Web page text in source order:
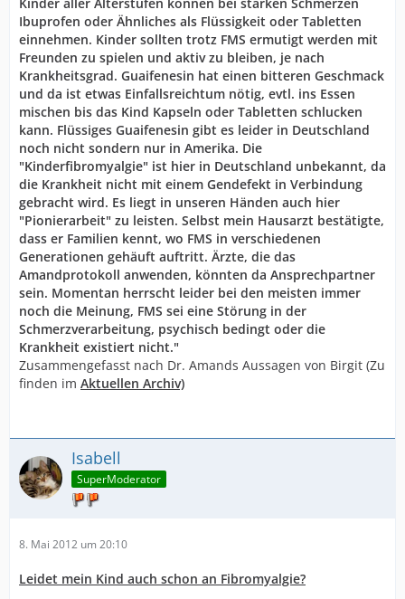
Ibuprofen oder Ähnliches als Flüssigkeit oder Tabletten
einnehmen. Kinder sollten trotz FMS ermutigt werden mit
Freunden zu spielen und aktiv zu bleiben, je nach
Krankheitsgrad. Guaifenesin hat einen bitteren Geschmack
und da ist etwas Einfallsreichtum nötig, evtl. ins Essen
mischen bis das Kind Kapseln oder Tabletten schlucken
kann. Flüssiges Guaifenesin gibt es leider in Deutschland
noch nicht sondern nur in Amerika. Die
"Kinderfibromyalgie" ist hier in Deutschland unbekannt, da
die Krankheit nicht mit einem Gendefekt in Verbindung
gebracht wird. Es liegt in unseren Händen auch hier
"Pionierarbeit" zu leisten. Selbst mein Hausarzt bestätigte,
dass er Familien kennt, wo FMS in verschiedenen
Generationen gehäuft auftritt. Ärzte, die das
Amandprotokoll anwenden, könnten da Ansprechpartner
sein. Momentan herrscht leider bei den meisten immer
noch die Meinung, FMS sei eine Störung in der
Schmerzverarbeitung, psychisch bedingt oder die
Krankheit existiert nicht."
Zusammengefasst nach Dr. Amands Aussagen von Birgit (Zu
finden im Aktuellen Archiv)
Isabell
SuperModerator
8. Mai 2012 um 20:10
Leidet mein Kind auch schon an Fibromyalgie?